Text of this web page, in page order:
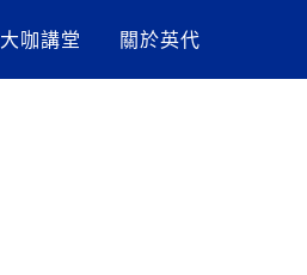
大咖講堂 關於英代